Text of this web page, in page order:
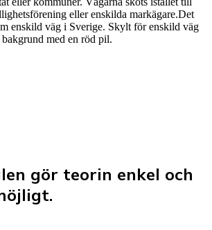
eller enskilda markägare.Det
enskild väg i Sverige. Skylt för enskild väg
med en röd pil.
gör teorin enkel och